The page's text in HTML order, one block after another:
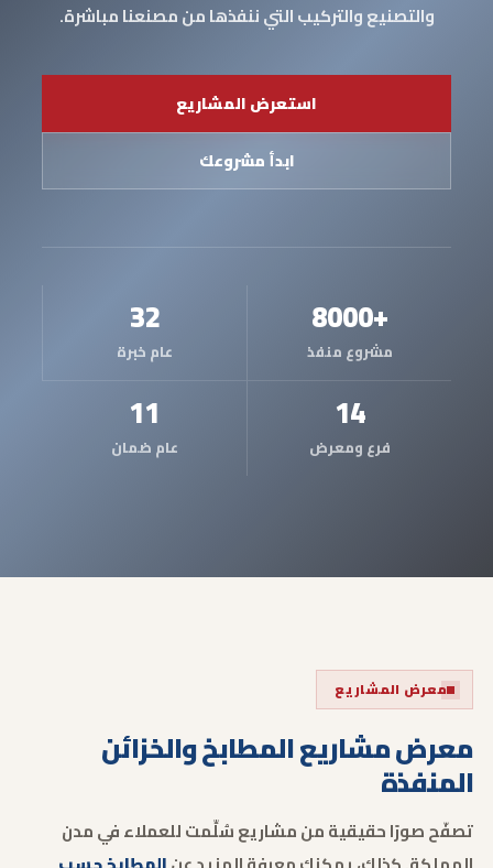
والتصنيع والتركيب التي ننفذها من مصنعنا مباشرة.
استعرض المشاريع
ابدأ مشروعك
+8000
مشروع منفذ
32
عام خبرة
14
فرع ومعرض
11
عام ضمان
معرض المشاريع
معرض مشاريع المطابخ والخزائن
المنفذة
تصفّح صورًا حقيقية من مشاريع سُلِّمت للعملاء في مدن